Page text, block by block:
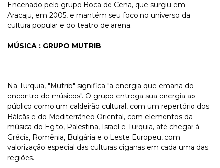
Encenado pelo grupo Boca de Cena, que surgiu em
Aracaju, em 2005, e mantém seu foco no universo da
cultura popular e do teatro de arena.
MÚSICA : GRUPO MUTRIB
Na Turquia, "Mutrib" significa "a energia que emana do
encontro de músicos". O grupo entrega sua energia ao
público como um caldeirão cultural, com um repertório dos
Bálcãs e do Mediterrâneo Oriental, com elementos da
música do Egito, Palestina, Israel e Turquia, até chegar à
Grécia, Romênia, Bulgária e o Leste Europeu, com
valorização especial das culturas ciganas em cada uma das
regiões.